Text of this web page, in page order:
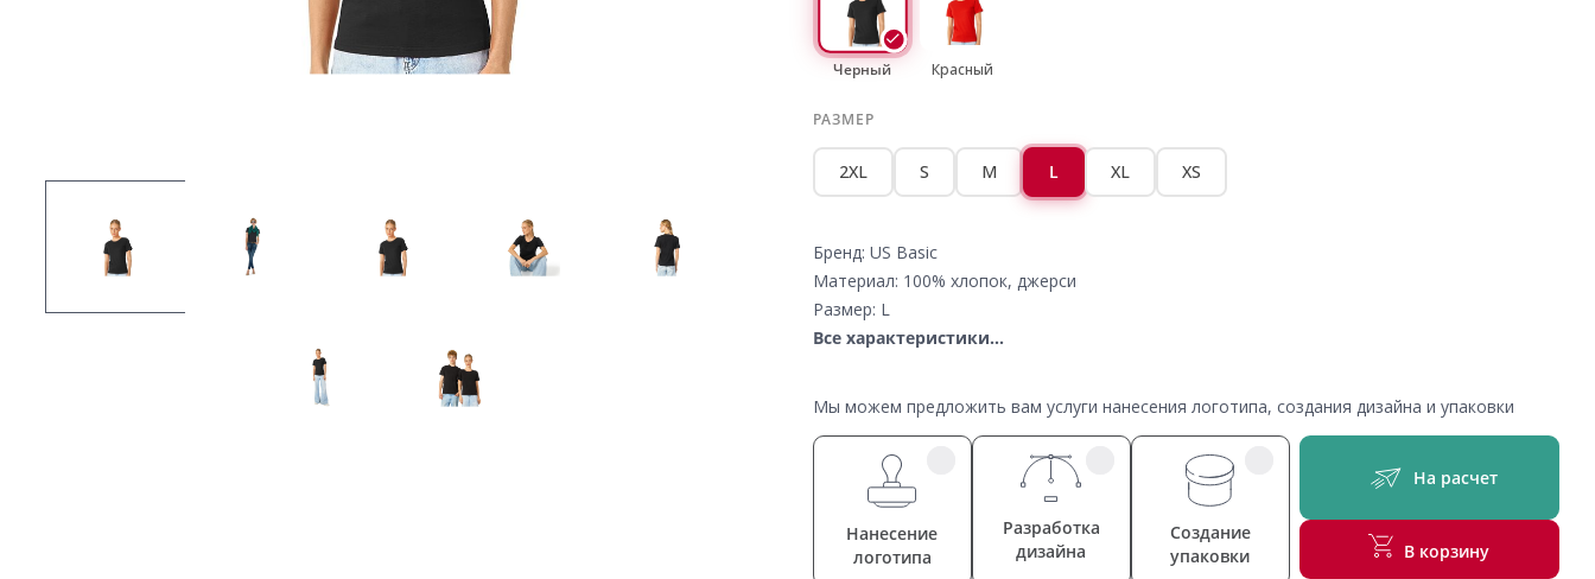
Черный Красный
РАЗМЕР
2XL S M L XL XS
Бренд: US Basic
Материал: 100% хлопок, джерси
Размер: L
Все характеристики...
Мы можем предложить вам услуги нанесения логотипа, создания дизайна и упаковки
Нанесение
логотипа
Разработка
дизайна
Создание
упаковки
На расчет
В корзину